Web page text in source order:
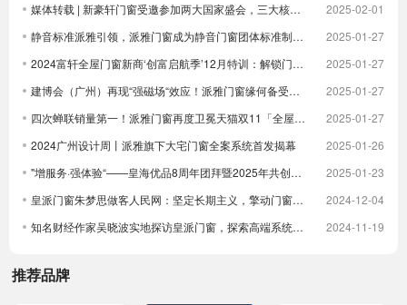
媒体转载 | 新豪轩门窗受邀参加两大国家盛会，三大核心优势驱动企业发展
2025-02-01
静音标准派雅引领，派雅门窗成为静音门窗团体标准制定者
2025-01-27
2024富轩全屋门窗新商‘创富启航季’12月特训：解锁门窗界新航海图，共铸辉煌未来篇章
2025-01-27
建博会（广州）再现“强磁场“效应！派雅门窗缘何备受青睐？
2025-01-27
四次蝉联销量第一！派雅门窗再度卫冕天猫双11「全屋定制窗类目全周期热销第一」
2025-01-27
2024广州设计周丨派雅旗下大宅门窗全案系统首发揭幕
2025-01-26
"增服务·强体验“——皇海优品8周年团拜暨2025年共创大会圆满举行
2025-01-23
皇派门窗朱梦思做客人民网：坚定长期主义，擎动门窗高质量发展
2024-12-04
知名财经作家吴晓波实地探访皇派门窗，探索高端系统门窗智造实力，深入体验高端隔音门窗
2024-11-19
推荐品牌